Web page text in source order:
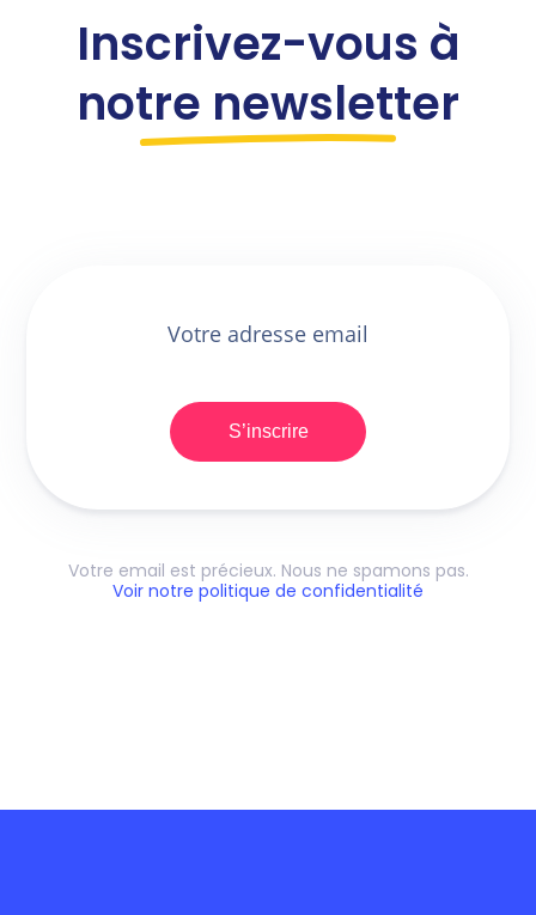
Inscrivez-vous à
notre newsletter
S’inscrire
Votre email est précieux. Nous ne spamons pas.
Voir notre politique de confidentialité